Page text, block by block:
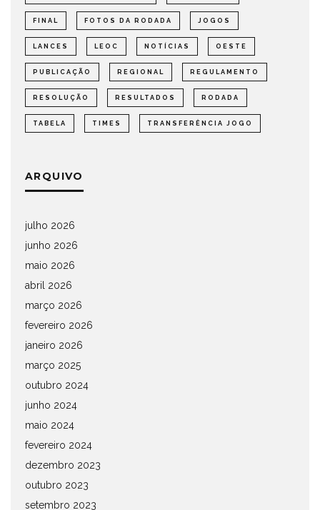
FINAL FOTOS DA RODADA JOGOS
LANCES LEOC NOTÍCIAS OESTE
PUBLICAÇÃO REGIONAL REGULAMENTO
RESOLUÇÃO RESULTADOS RODADA
TABELA TIMES TRANSFERÊNCIA JOGO
ARQUIVO
julho 2026
junho 2026
maio 2026
abril 2026
março 2026
fevereiro 2026
janeiro 2026
março 2025
outubro 2024
junho 2024
maio 2024
fevereiro 2024
dezembro 2023
outubro 2023
setembro 2023